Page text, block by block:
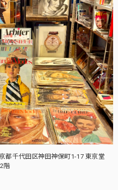
都千代田区神田神保町1-17 東京堂
階